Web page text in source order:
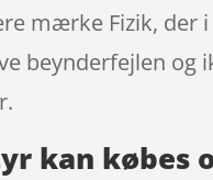
mærke Fizik, der
beynderfejlen
kan købes